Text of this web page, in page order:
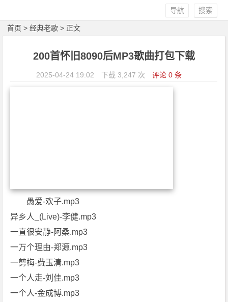
搜索
导航
首页 >经典老歌 > 正文
200首怀旧8090后MP3歌曲打包下载
2025-04-24 19:02 下载 3,247 次 评论 0 条
愚爱-欢子.mp3
异乡人_(Live)-李健.mp3
一直很安静-阿桑.mp3
一万个理由-郑源.mp3
一剪梅-费玉清.mp3
一个人走-刘佳.mp3
一个人-金成博.mp3